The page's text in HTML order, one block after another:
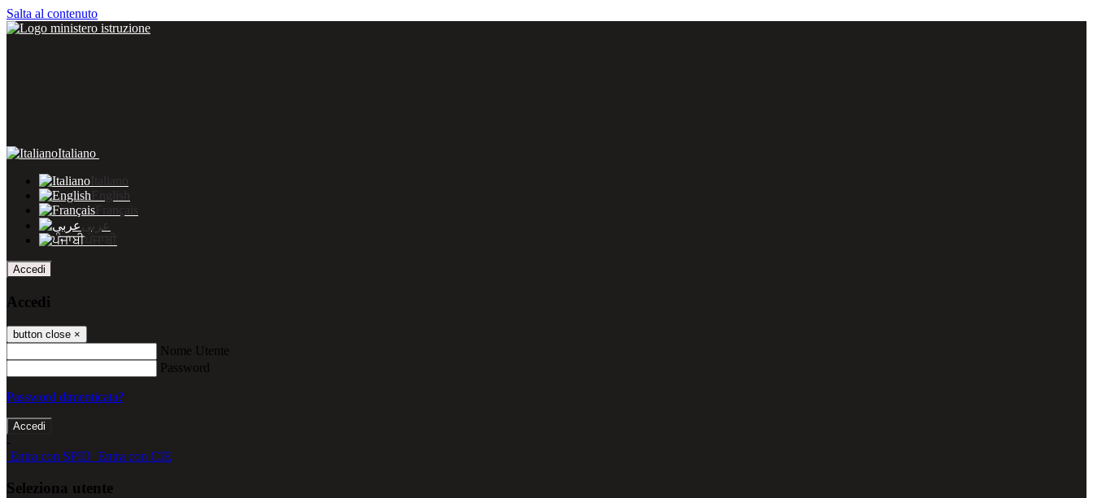
Salta al contenuto
Italiano
Italiano
English
Français
عربى
ਪੰਜਾਬੀ
Accedi
Accedi
button close ×
Nome Utente
Password
Password dimenticata?
-
Entra con SPID Entra con CIE
Seleziona utente